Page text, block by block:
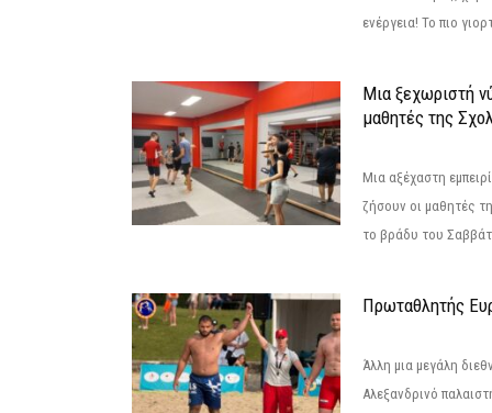
ενέργεια! Το πιο
Μια ξεχωριστή
μαθητές της
Μια αξέχαστη
ζήσουν οι μαθητές
το βράδυ του
Πρωταθλητής
Άλλη μια μεγάλη
Αλεξανδρινό